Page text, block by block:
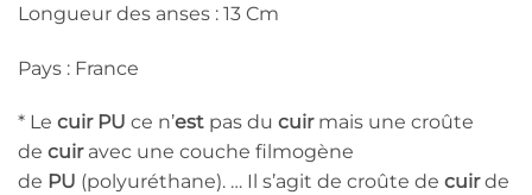
Longueur des anses : 13 Cm
Pays : France
* Le cuir PU ce n’est pas du cuirmais une croûte
de cuiravec une couche filmogène
de PU (polyuréthane). … Il s’agit de croûte de cuirde